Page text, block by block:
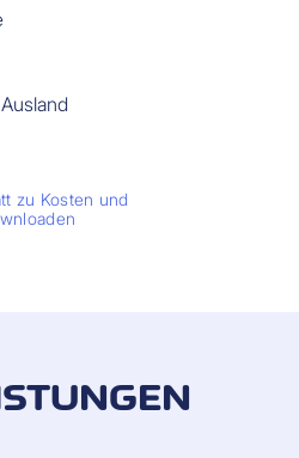
zu Kosten und